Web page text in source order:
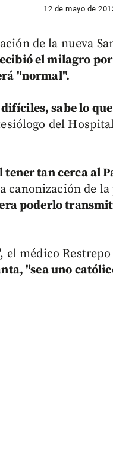
12 de mayo de
de la nueva
el milagro
"normal".
sabe lo
del
tener tan cerca al
de
poderlo
médico Restrepo
"sea uno